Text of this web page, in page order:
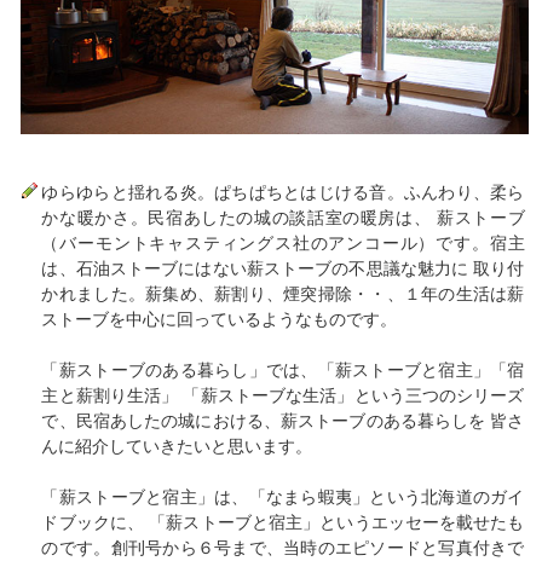
ゆらゆらと揺れる炎。ぱちぱちとはじける音。ふんわり、柔ら
かな暖かさ。民宿あしたの城の談話室の暖房は、 薪ストーブ
（バーモントキャスティングス社のアンコール）です。宿主
は、石油ストーブにはない薪ストーブの不思議な魅力に 取り付
かれました。薪集め、薪割り、煙突掃除・・、１年の生活は薪
ストーブを中心に回っているようなものです。
「薪ストーブのある暮らし」では、「薪ストーブと宿主」「宿
主と薪割り生活」 「薪ストーブな生活」という三つのシリーズ
で、民宿あしたの城における、薪ストーブのある暮らしを 皆さ
んに紹介していきたいと思います。
「薪ストーブと宿主」は、「なまら蝦夷」という北海道のガイ
ドブックに、 「薪ストーブと宿主」というエッセーを載せたも
のです。創刊号から６号まで、当時のエピソードと写真付きで